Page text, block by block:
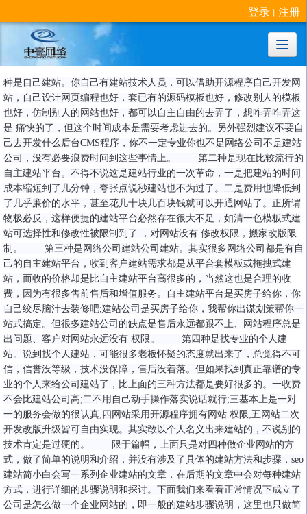
很遗憾，因您的浏览器版本过低导致无法获得最佳浏览体验，推荐下载安装谷歌浏览器！
登录 丨 注册
种是自己建站。你自己有建站技术人员，可以借助开源程序自己开发网
站，自己设计网页编程也好，套已有的源码模板也好，修改别人的模板
也好，仿制别人的网站也好，都可以自主自由的去弄了，想咋弄咋弄这
是 痛快的了，但这个时间成本是需要考虑进去的。另外强烈建议不要自
己去开发什么后台CMS程序，你不一定专业你也不是网络公司不是建站
公司，没有必要浪费时间到这些事情上。 第二种是现在比较流行的
自主建站平台。不得不说这是建站行业的一次革命，一是把建站的时间
成本缩短到了几分钟，夸张点说秒建站也不为过了。二是费用也降低到
了几乎廉价的水平，甚至花几十块几百块钱就可以开通网站了。正所谓
物极必反，这样便捷的建站平台必然存在很大不足，如清一色模板式建
站可选择性和修改性被限制到了 ，对网站没有 修改权限，搬家改版限
制。 第三种是网络公司建站公司建站。其实很多网络公司都是有自
己的自主建站平台，收到客户建站需求都是从平台套模板或拖拽式建
站，而收的价格却是比自主建站平台高很多的，当然这也是合理的收
费，因为有很多售前售后和增值服务。自主建站平台是买房子给你，你
自己绞尽脑汁去装修吧;建站公司是买房子给你，我帮你出谋划策帮你一
站式搞定。但很多建站公司的缺点是售后永远都跟不上、网站程序总是
出问题、客户对网站永远没有 权限。 第四种是找专业的个人建
站。说到找个人建站，可能很多老板怀疑的态度就出来了，总觉得不可
信，信誉没等级，技术没保障，售后没着落。但如果找到真正靠谱的专
业的个人来给公司建站了，比上面的三种方法都是要好很多的。一收费
不会比建站公司高;二不用自己动手操作落实说话就行;三基本上是一对
一的服务会做的很认真;四网站采用开源程序拥有网站 权限;五网站二次
开发改版升级皆可自由实现。其实敢以个人名义出来建站的，不说别的
技术肯定是过硬的。 限于篇幅，上面只是对四种做企业网站的方
式，做了简单的说明和介绍，并没有涉及了具体的建站方法和步骤，seo
建站简小白会写一系列企业建站的文章，在后期的文章中会对每种建站
方式，进行详细的步骤说明和探讨。下面我们来看看正常情况下成立了
公司是怎么做一个企业网站的，即一般的建站步骤说明，这里也只做简